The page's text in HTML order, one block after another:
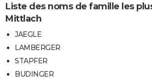
Liste des noms de famille les
Mittlach
JAEGLE
LAMBERGER
STAPFER
BUDINGER